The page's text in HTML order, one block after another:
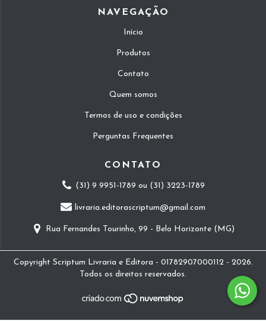
NAVEGAÇÃO
Início
Produtos
Contato
Quem somos
Termos de uso e condições
Perguntas Frequentes
CONTATO
(31) 9 9951-1789 ou (31) 3223-1789
livraria.editorascriptum@gmail.com
Rua Fernandes Tourinho, 99 - Belo Horizonte (MG)
Copyright Scriptum Livraria e Editora - 01782907000112 - 2026.
Todos os direitos reservados.